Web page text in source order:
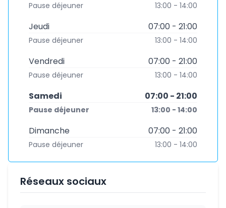
Pause déjeuner 13:00 - 14:00
Jeudi 07:00 - 21:00
Pause déjeuner 13:00 - 14:00
Vendredi 07:00 - 21:00
Pause déjeuner 13:00 - 14:00
Samedi 07:00 - 21:00
Pause déjeuner 13:00 - 14:00
Dimanche 07:00 - 21:00
Pause déjeuner 13:00 - 14:00
Réseaux sociaux